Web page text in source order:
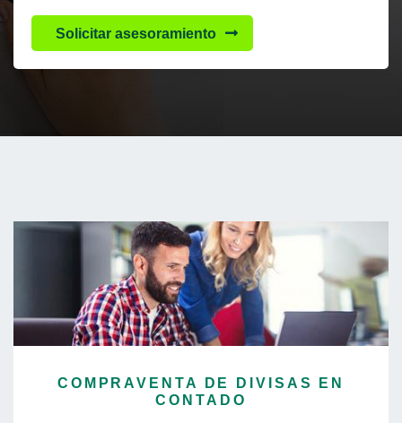
Solicitar asesoramiento
COMPRAVENTA DE DIVISAS EN
CONTADO